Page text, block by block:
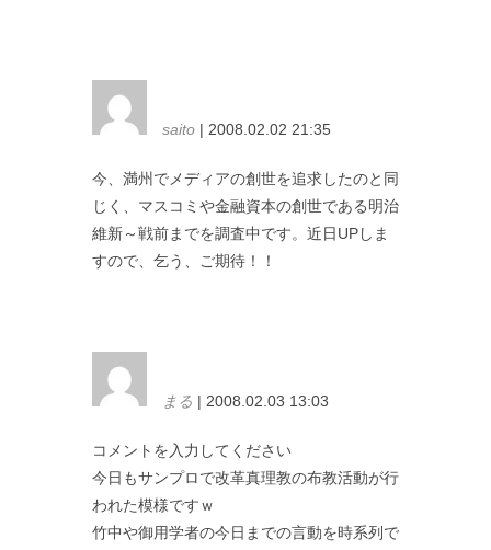
saito | 2008.02.02 21:35
今、満州でメディアの創世を追求したのと同
じく、マスコミや金融資本の創世である明治
維新～戦前までを調査中です。近日UPしま
すので、乞う、ご期待！！
まる | 2008.02.03 13:03
コメントを入力してください
今日もサンプロで改革真理教の布教活動が行
われた模様ですｗ
竹中や御用学者の今日までの言動を時系列で